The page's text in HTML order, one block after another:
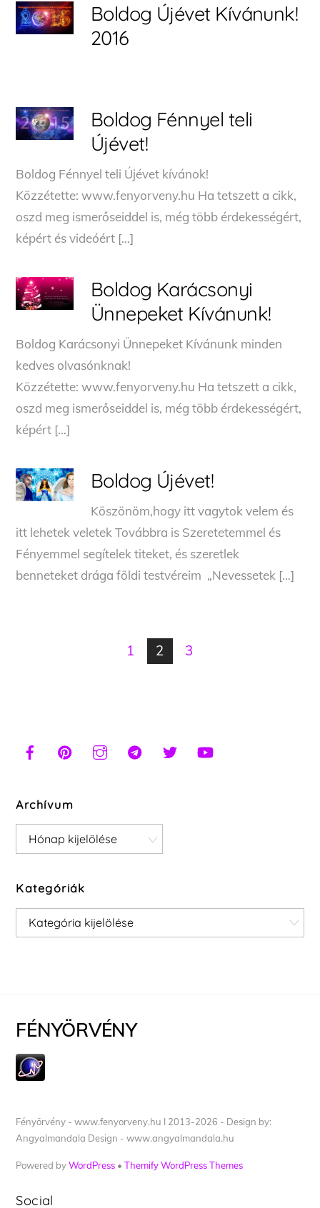
Boldog Újévet Kívánunk!
2016
Boldog Fénnyel teli
Újévet!
Boldog Fénnyel teli Újévet kívánok!
Közzétette: www.fenyorveny.hu Ha tetszett a cikk,
oszd meg ismerőseiddel is, még több érdekességért,
képért és videóért […]
Boldog Karácsonyi
Ünnepeket Kívánunk!
Boldog Karácsonyi Ünnepeket Kívánunk minden
kedves olvasónknak!
Közzétette: www.fenyorveny.hu Ha tetszett a cikk,
oszd meg ismerőseiddel is, még több érdekességért,
képért […]
Boldog Újévet!
Köszönöm,hogy itt vagytok velem és
itt lehetek veletek Továbbra is Szeretetemmel és
Fényemmel segítelek titeket, és szeretlek
benneteket drága földi testvéreim „Nevessetek […]
1 2 3
Archívum
Archívum
Kategóriák
Kategóriák
FÉNYÖRVÉNY
Fényörvény - www.fenyorveny.hu I 2013-2026 - Design by:
Angyalmandala Design - www.angyalmandala.hu
Powered byWordPress •Themify WordPress Themes
Social